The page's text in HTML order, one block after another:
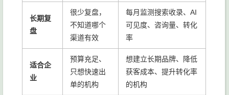
长期复
盘
很少复盘，
不知道哪个
渠道有效
每月监测搜索收录、AI
可见度、咨询量、转化
率
适合企
业
预算充足、
只想快速出
单的机构
想建立长期品牌、降低
获客成本、提升转化率
的机构